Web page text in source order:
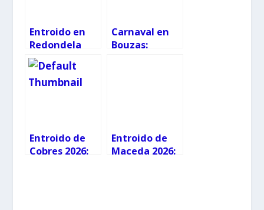
Entroido en
Redondela
2026: agenda
completa de
actividades y
Carnaval en
Bouzas:
Entroido de
Cobres 2026:
Entroido de
Maceda 2026: